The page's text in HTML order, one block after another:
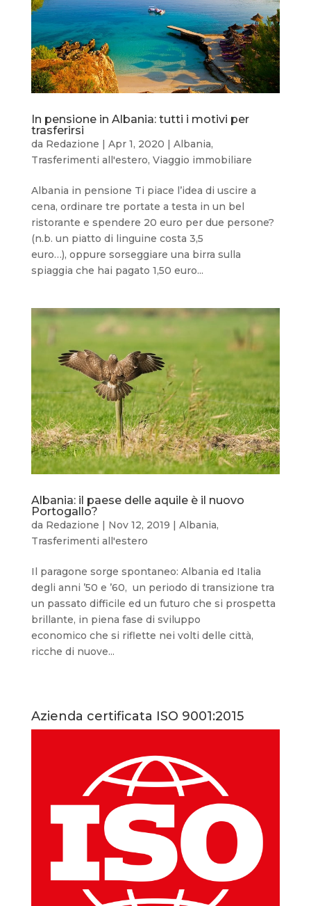
In pensione in Albania: tutti i motivi per
trasferirsi
da Redazione | Apr 1, 2020 | Albania,
Trasferimenti all'estero, Viaggio immobiliare
Albania in pensione Ti piace l’idea di uscire a
cena, ordinare tre portate a testa in un bel
ristorante e spendere 20 euro per due persone?
(n.b. un piatto di linguine costa 3,5
euro…), oppure sorseggiare una birra sulla
spiaggia che hai pagato 1,50 euro...
Albania: il paese delle aquile è il nuovo
Portogallo?
da Redazione | Nov 12, 2019 | Albania,
Trasferimenti all'estero
Il paragone sorge spontaneo: Albania ed Italia
degli anni ’50 e ’60, un periodo di transizione tra
un passato difficile ed un futuro che si prospetta
brillante, in piena fase di sviluppo
economico che si riflette nei volti delle città,
ricche di nuove...
Azienda certificata ISO 9001:2015